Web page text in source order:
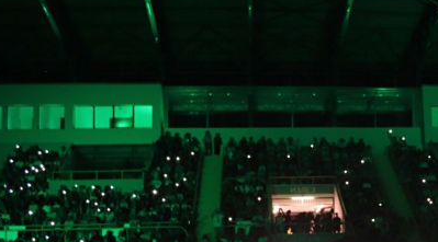
НОВ ПАРКИНГ ПРОСТОР ВО
ЦЕНТАРОТ НА ГРАДОТ
August 6, 2026
СЕ АСФАЛТИРА
„КОЗАРА“
August 6,